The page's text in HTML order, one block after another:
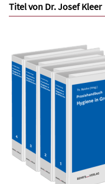
Titel von Dr. Josef Kleer